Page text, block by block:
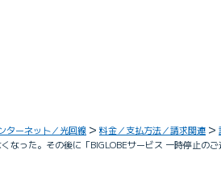
ターネット／光回線 料金／支払方法／請求関連
なった。その後に「BIGLOBEサービス 一時停止の